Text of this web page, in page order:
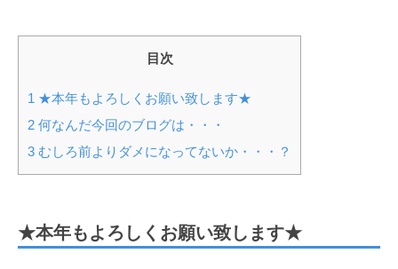
目次
1 ★本年もよろしくお願い致します★
2 何なんだ今回のブログは・・・
3 むしろ前よりダメになってないか・・・？
★本年もよろしくお願い致します★